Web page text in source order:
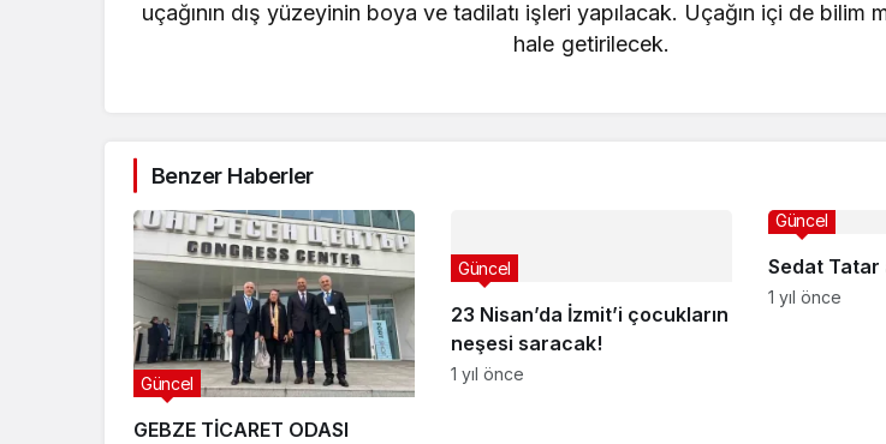
uçağının dış yüzeyinin boya ve tadilatı işleri yapılacak. Uçağın içi de bilim
hale getirilecek.
Benzer Haberler
GEBZE TİCARET ODASI
Güncel
23 Nisan’da İzmit’i çocukların
neşesi saracak!
Güncel
1 yıl önce
Sedat Tatar
Güncel
1 yıl önce